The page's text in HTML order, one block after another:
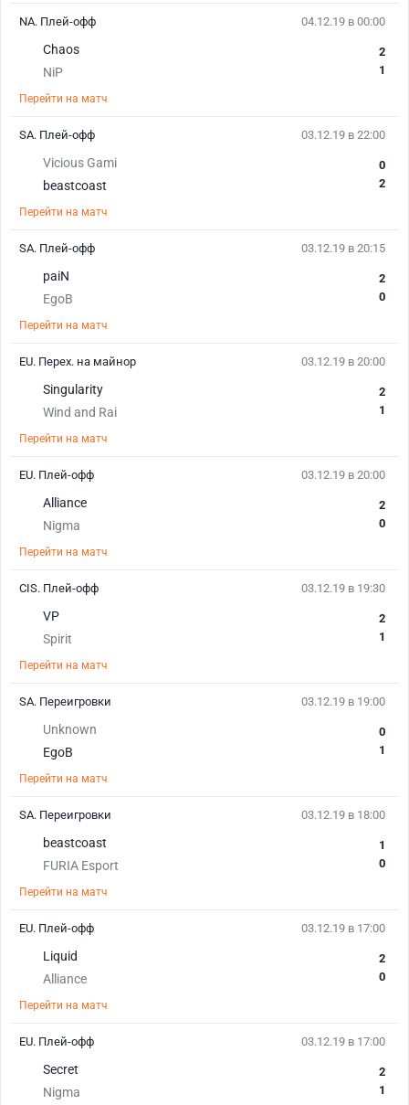
04.12.19 в 00:00
Chaos
NiP
2
1
Перейти на матч
NA. Плей-офф
03.12.19 в 22:00
Vicious Gami
beastcoast
0
2
Перейти на матч
SA. Плей-офф
03.12.19 в 20:15
paiN
EgoB
2
0
Перейти на матч
SA. Плей-офф
03.12.19 в 20:00
Singularity
Wind and Rai
2
1
Перейти на матч
EU. Перех. на майнор
03.12.19 в 20:00
Alliance
Nigma
2
0
Перейти на матч
EU. Плей-офф
03.12.19 в 19:30
VP
Spirit
2
1
Перейти на матч
CIS. Плей-офф
03.12.19 в 19:00
Unknown
EgoB
0
1
Перейти на матч
SA. Переигровки
03.12.19 в 18:00
beastcoast
FURIA Esport
1
0
Перейти на матч
SA. Переигровки
03.12.19 в 17:00
Liquid
Alliance
2
0
Перейти на матч
EU. Плей-офф
03.12.19 в 17:00
Secret
Nigma
2
1
EU. Плей-офф